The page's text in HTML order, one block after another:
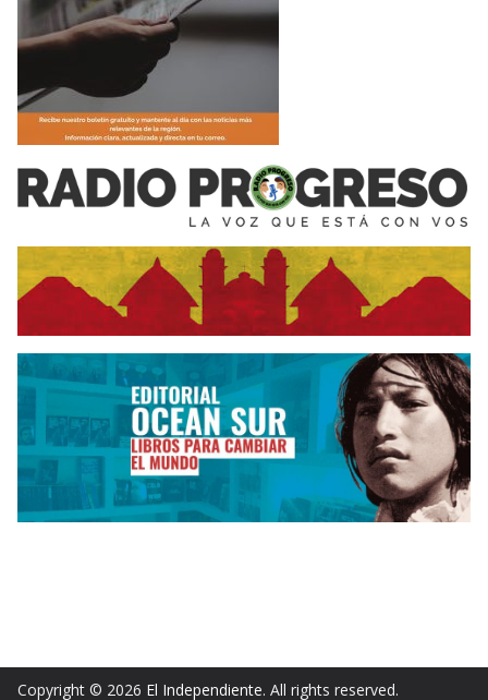
Copyright © 2026 El Independiente. All rights reserved.